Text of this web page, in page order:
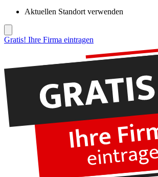
Aktuellen Standort verwenden
Gratis! Ihre Firma eintragen